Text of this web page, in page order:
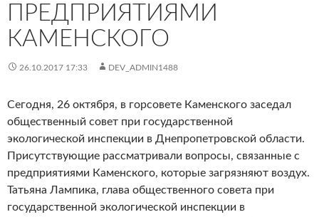
ПРЕДПРИЯТИЯМИ
КАМЕНСКОГО
26.10.2017 17:33 DEV_ADMIN1488
Сегодня, 26 октября, в горсовете Каменского заседал
общественный совет при государственной
экологической инспекции в Днепропетровской области.
Присутствующие рассматривали вопросы, связанные с
предприятиями Каменского, которые загрязняют воздух.
Татьяна Лампика, глава общественного совета при
государственной экологической инспекции в